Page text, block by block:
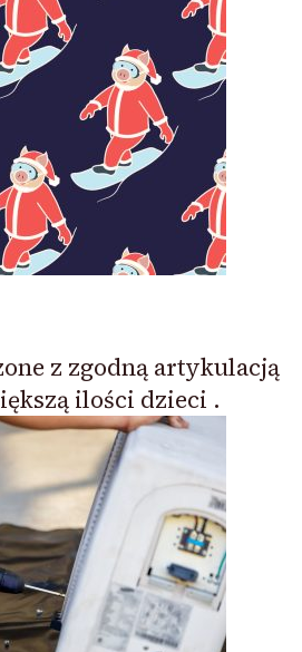
z zgodną artykulacją
ilości dzieci .